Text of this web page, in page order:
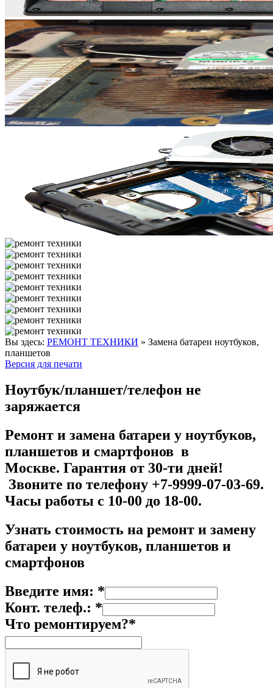
Вы здесь: РЕМОНТ ТЕХНИКИ » Замена батареи ноутбуков,
планшетов
Версия для печати
Ноутбук/планшет/телефон не
заряжается
Ремонт и замена батареи у ноутбуков,
планшетов и смартфонов в
Москве. Гарантия от 30-ти дней!
Звоните по телефону +7-9999-07-03-69.
Часы работы с 10-00 до 18-00.
Узнать стоимость на ремонт и замену
батареи у ноутбуков, планшетов и
смартфонов
Введите имя: *
Конт. телеф.: *
Что ремонтируем?*